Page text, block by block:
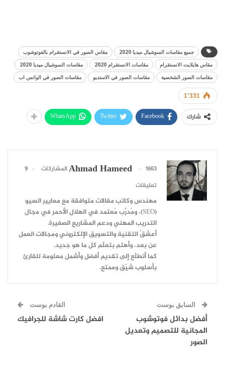
جميع مقاسات السوشيال ميديا 2020
مقاس الصور في الانستقرام بالفوتوشوب
مقاس هايلايت الانستقرام
مقاسات الانستقرام 2020
مقاسات السوشيال ميديا 2020
مقاسات الصور الشخصية
مقاسات الصور في الاستديو مقاسات الصور في الواتس اب
1٬331
شارك Facebook
Twitter
WhatsApp
Ahmad Hameed 1663 المشاركات
9
تعليقات
مهندس وكاتب مقالات متوافقة مع معايير السيو
(SEO)، ومُدرِّب مُعتمد في الهلال الأحمر في مجال
التدريب المهني ودعم المشاريع الصغيرة.
أعشقُ التقنية والتسويق الإلكتروني ومجالات العمل
عن بعد، وأهتم بتعلّم كل ما هو جديد.
كما أتطلّع إلى تقديم أفضل وأشمل معلومة للقارئ
بأسلوب شيّق وممتع.
السابق بوست
أفضل بدائل فوتوشوب
المجانية للتصميم وتعديل
الصور
القادم بوست
افضل كارت شاشة للجرافيك